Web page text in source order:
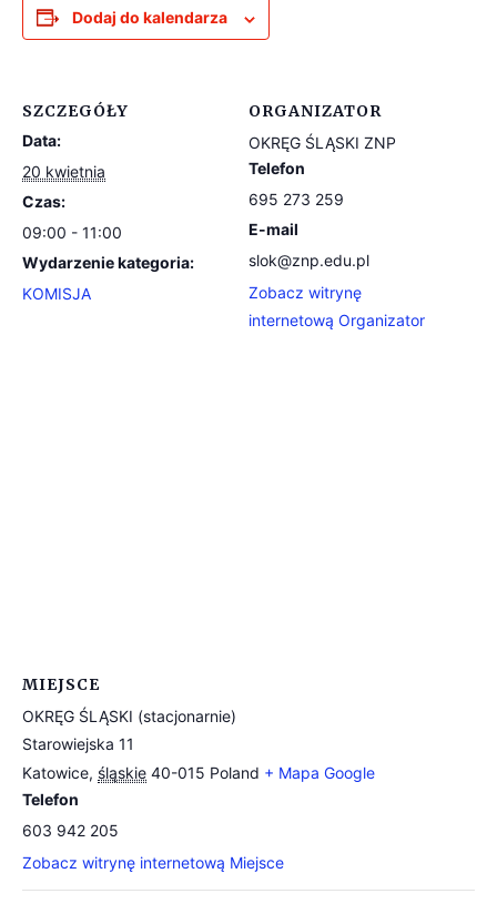
Dodaj do kalendarza
SZCZEGÓŁY
Data:
20 kwietnia
Czas:
09:00 - 11:00
Wydarzenie kategoria:
KOMISJA
ORGANIZATOR
OKRĘG ŚLĄSKI ZNP
Telefon
695 273 259
E-mail
slok@znp.edu.pl
Zobacz witrynę
internetową Organizator
MIEJSCE
OKRĘG ŚLĄSKI (stacjonarnie)
Starowiejska 11
Katowice, śląskie 40-015 Poland + Mapa Google
Telefon
603 942 205
Zobacz witrynę internetową Miejsce